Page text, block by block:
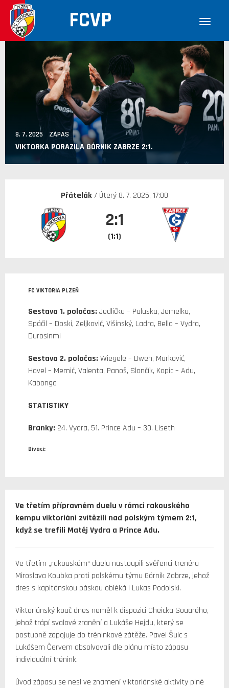
FCVP
8. 7. 2025 ZÁPAS
VIKTORKA PORAZILA GÓRNIK ZABRZE 2:1.
Přátelák / Úterý 8. 7. 2025, 17:00
2:1
(1:1)
FC VIKTORIA PLZEŇ
Sestava 1. poločas: Jedlička – Paluska, Jemelka,
Spáčil – Doski, Zeljković, Višinský, Ladra, Bello – Vydra,
Durosinmi
Sestava 2. poločas: Wiegele – Dweh, Marković,
Havel – Memić, Valenta, Panoš, Slončík, Kopic – Adu,
Kabongo
STATISTIKY
Branky: 24. Vydra, 51. Prince Adu – 30. Liseth
Diváci:
Ve třetím přípravném duelu v rámci rakouského
kempu viktoriáni zvítězili nad polským týmem 2:1,
když se trefili Matěj Vydra a Prince Adu.
Ve třetím „rakouském“ duelu nastoupili svěřenci trenéra
Miroslava Koubka proti polskému týmu Górnik Zabrze, jehož
dres s kapitánskou páskou obléká i Lukas Podolski.
Viktoriánský kouč dnes neměl k dispozici Cheicka Souarého,
jehož trápí svalové zranění a Lukáše Hejdu, který se
postupně zapojuje do tréninkové zátěže. Pavel Šulc s
Lukášem Červem absolvovali dle plánu místo zápasu
individuální trénink.
Úvod zápasu se nesl ve znamení viktoriánské aktivity plné